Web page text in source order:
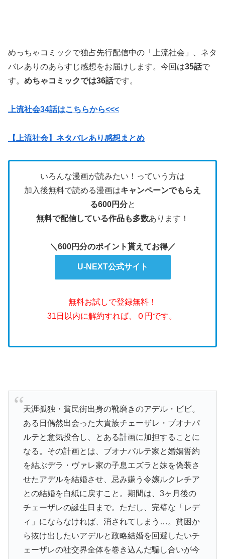
めっちゃコミックで独占先行配信中の「上流社会」、ネタ
バレありのあらすじ感想をお届けします。今回は35話で
す。 めちゃコミックでは36話です。
上流社会34話はこちらから<<<
【上流社会】ネタバレあり感想まとめ
いろんな漫画が読みたい！っていう方は
加入後無料で読める漫画はキャンペーンでもらえ
る600円分と
無料で配信している作品も多数あります！
＼600円分のポイント貰えてお得／
U-NEXT公式サイト
無料お試しで登録無料！
31日以内に解約すれば、０円です。
天涯孤独・貧民街出身の靴磨きのアデル・ビビ。
ある日偶然出会った大貴族チェーザレ・ブオナパ
ルテと意気投合し、とある計画に加担することに
なる。その計画とは、ブオナパルテ家と婚姻誓約
を結ぶデラ・ヴァレ家の子息エズラと妹を偽装さ
せたアデルを結婚させ、忌み嫌う令嬢ルクレチア
との結婚を白紙に戻すこと。期間は、3ヶ月後の
チェーザレの誕生日まで。ただし、完璧な「レデ
ィ」にならなければ、消されてしまう…。貧困か
ら抜け出したいアデルと政略結婚を回避したいチ
ェーザレの社交界全体を巻き込んだ騙し合いが今